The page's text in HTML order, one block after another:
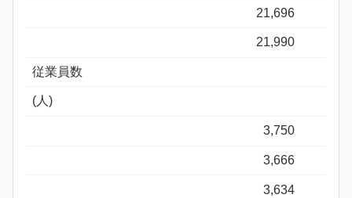
21,696
21,990
従業員数
(人)
3,750
3,666
3,634